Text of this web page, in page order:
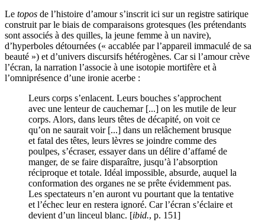
Le topos de l’histoire d’amour s’inscrit ici sur un registre satirique
construit par le biais de comparaisons grotesques (les prétendants
sont associés à des quilles, la jeune femme à un navire),
d’hyperboles détournées (« accablée par l’appareil immaculé de sa
beauté ») et d’univers discursifs hétérogènes. Car si l’amour crève
l’écran, la narration l’associe à une isotopie mortifère et à
l’omniprésence d’une ironie acerbe :
Leurs corps s’enlacent. Leurs bouches s’approchent
avec une lenteur de cauchemar [...] on les mutile de leur
corps. Alors, dans leurs têtes de décapité, on voit ce
qu’on ne saurait voir [...] dans un relâchement brusque
et fatal des têtes, leurs lèvres se joindre comme des
poulpes, s’écraser, essayer dans un délire d’affamé de
manger, de se faire disparaître, jusqu’à l’absorption
réciproque et totale. Idéal impossible, absurde, auquel la
conformation des organes ne se prête évidemment pas.
Les spectateurs n’en auront vu pourtant que la tentative
et l’échec leur en restera ignoré. Car l’écran s’éclaire et
devient d’un linceul blanc. [ibid., p. 151]